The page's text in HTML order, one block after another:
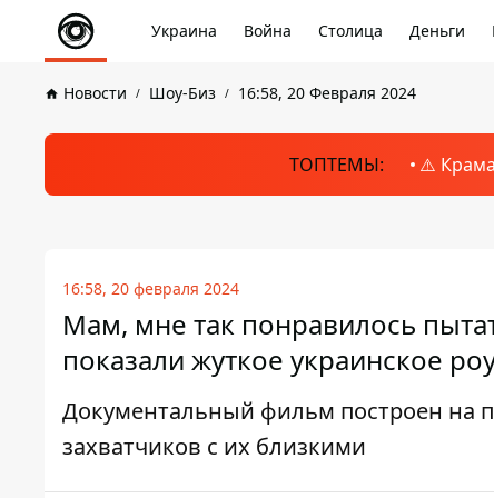
Украина Война Столица Деньги
Новости Шоу-Биз 16:58, 20 Февраля 2024
ТОПТЕМЫ: ⚠️
16:58, 20 февраля 2024
Мам, мне так понравилось
показали жуткое украинское
Документальный фильм построен на
захватчиков с их близкими